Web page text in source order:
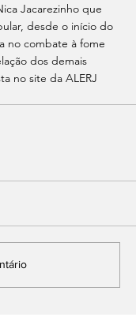
Jacarezinho que
desde o início do
no combate à fome
dos demais
no site da ALERJ